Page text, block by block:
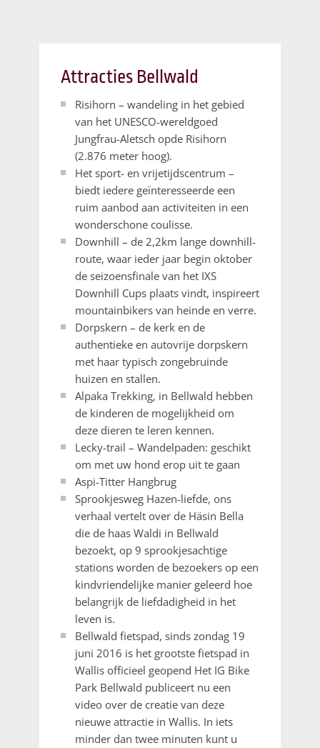
Attracties Bellwald
Risihorn – wandeling in het gebied
van het UNESCO-wereldgoed
Jungfrau-Aletsch opde Risihorn
(2.876 meter hoog).
Het sport- en vrijetijdscentrum –
biedt iedere geïnteresseerde een
ruim aanbod aan activiteiten in een
wonderschone coulisse.
Downhill – de 2,2km lange downhill-
route, waar ieder jaar begin oktober
de seizoensfinale van het IXS
Downhill Cups plaats vindt, inspireert
mountainbikers van heinde en verre.
Dorpskern – de kerk en de
authentieke en autovrije dorpskern
met haar typisch zongebruinde
huizen en stallen.
Alpaka Trekking, in Bellwald hebben
de kinderen de mogelijkheid om
deze dieren te leren kennen.
Lecky-trail – Wandelpaden: geschikt
om met uw hond erop uit te gaan
Aspi-Titter Hangbrug
Sprookjesweg Hazen-liefde, ons
verhaal vertelt over de Häsin Bella
die de haas Waldi in Bellwald
bezoekt, op 9 sprookjesachtige
stations worden de bezoekers op een
kindvriendelijke manier geleerd hoe
belangrijk de liefdadigheid in het
leven is.
Bellwald fietspad, sinds zondag 19
juni 2016 is het grootste fietspad in
Wallis officieel geopend Het IG Bike
Park Bellwald publiceert nu een
video over de creatie van deze
nieuwe attractie in Wallis. In iets
minder dan twee minuten kunt u